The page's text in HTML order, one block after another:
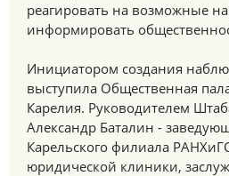
реагировать на возможные
информировать
Инициатором создания
выступила Общественная
Карелия. Руководителем
Александр Баталин -
Карельского филиала
юридической клиники,